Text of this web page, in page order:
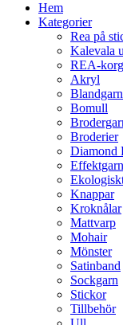
Hem
Kategorier
Rea på
Kalevala
REA-korg
Akryl
Blandgarn
Bomull
Broderier
Diamond
Effektgarn
Knappar
Kroknålar
Mattvarp
Mohair
Mönster
Satinband
Sockgarn
Stickor
Tillbehör